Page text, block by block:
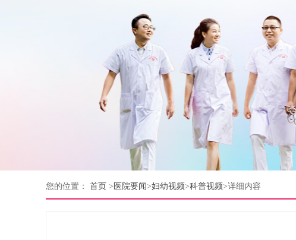
您的位置： 首页 > 医院要闻>妇幼视频>科普视频>详细内容